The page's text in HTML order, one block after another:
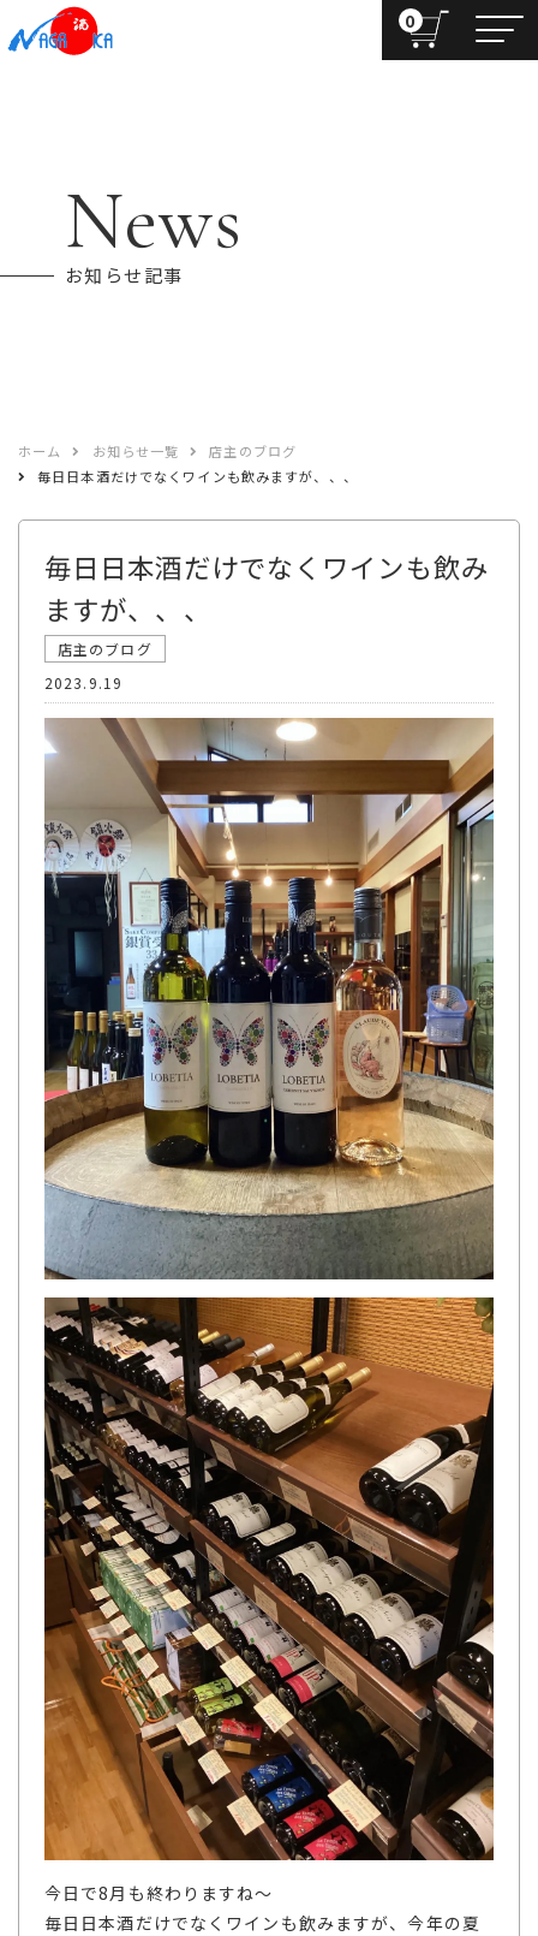
0
News
お知らせ記事
ホーム お知らせ一覧
店主のブログ
毎日日本酒だけでなくワインも飲みますが、、、
毎日日本酒だけでなくワインも飲み
ますが、、、
店主のブログ
2023.9.19
今日で8月も終わりますね～
毎日日本酒だけでなくワインも飲みますが、今年の夏